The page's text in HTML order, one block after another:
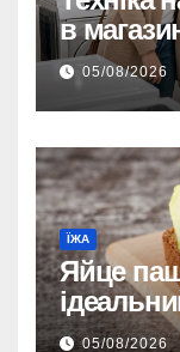
в
05/08/2026
ЇЖА
Яйце
05/08/2026